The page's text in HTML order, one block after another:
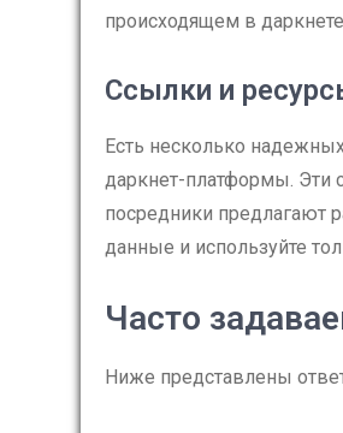
происходящем в
Ссылки и
Есть несколько
даркнет-платформы. Эти
посредники предлагают
данные и используйте
Часто
Ниже представлены